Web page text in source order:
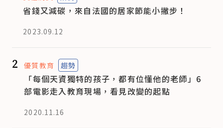
省錢又減碳，來自法國的居家節能小撇步！
2023.09.12
2 優質教育 趨勢
「每個天資獨特的孩子，都有位懂他的老師」6
部電影走入教育現場，看見改變的起點
2020.11.16